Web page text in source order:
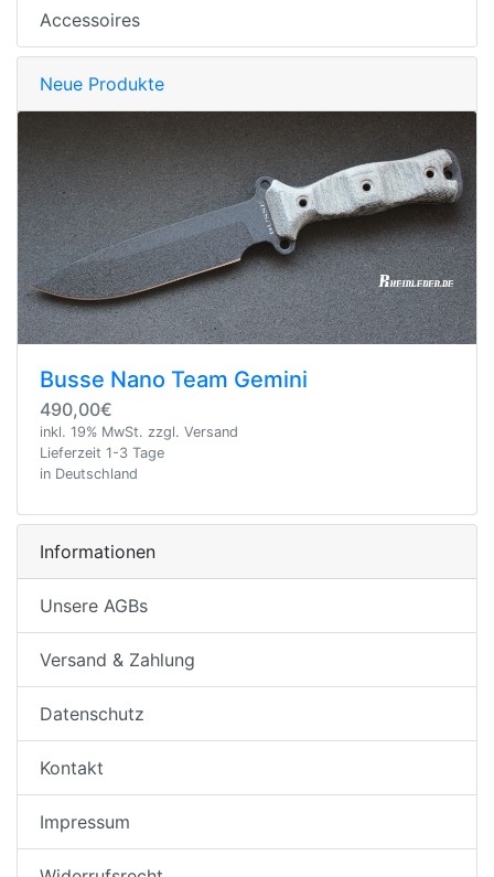
Accessoires
Neue Produkte
Busse Nano Team Gemini
490,00€
inkl. 19% MwSt. zzgl. Versand
Lieferzeit 1-3 Tage
in Deutschland
Informationen
Unsere AGBs
Versand & Zahlung
Datenschutz
Kontakt
Impressum